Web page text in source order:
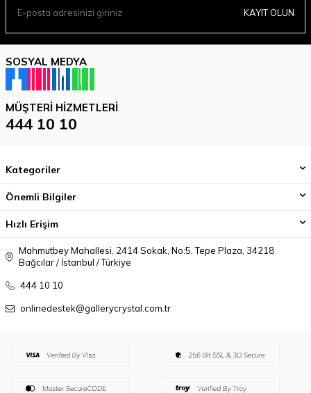
KAYIT OLUN
SOSYAL MEDYA
MÜŞTERI HIZMETLERI
444 10 10
Kategoriler
Önemli Bilgiler
Hızlı Erişim
Mahmutbey Mahallesi, 2414 Sokak, No:5, Tepe Plaza, 34218
Bağcılar / İstanbul / Türkiye
444 10 10
onlinedestek@gallerycrystal.com.tr